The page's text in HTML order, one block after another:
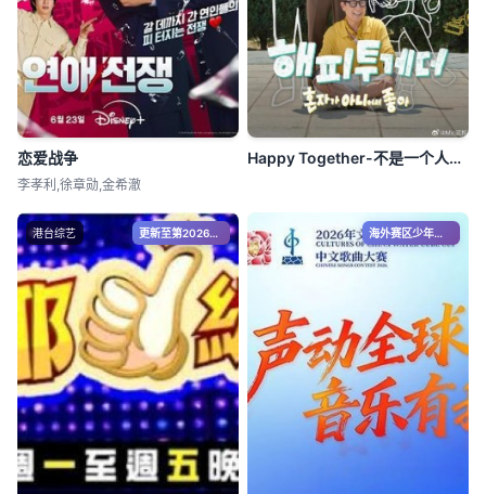
恋爱战争
李孝利,徐章勋,金希澈
Happy Together-不是一个人真好
港台综艺 更新至第20260805期 海外赛区少年组决赛2